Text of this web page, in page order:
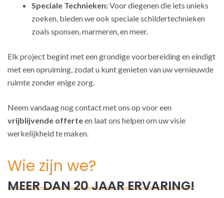
Speciale Technieken:Voor diegenen die iets unieks
zoeken, bieden we ook speciale schildertechnieken
zoals sponsen, marmeren, en meer.
Elk project begint met een grondige voorbereiding en eindigt
met een opruiming, zodat u kunt genieten van uw vernieuwde
ruimte zonder enige zorg.
Neem vandaag nog contact met ons op voor een
vrijblijvende offerteen laat ons helpen om uw visie
werkelijkheid te maken.
Wie zijn we?
MEER DAN 20 JAAR ERVARING!